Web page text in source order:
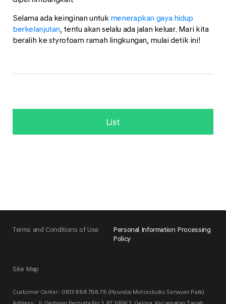
Selama ada keinginan untuk menerapkan gaya hidup
berkelanjutan, tentu akan selalu ada jalan keluar. Mari kita
beralih ke styrofoam ramah lingkungan, mulai detik ini!
List
Terms and Conditions of Use
Personal Information Processing
Policy
Site Map
Customer Center : 0813 888 788 78 (Hyundai Motorstudio Senayan Park)